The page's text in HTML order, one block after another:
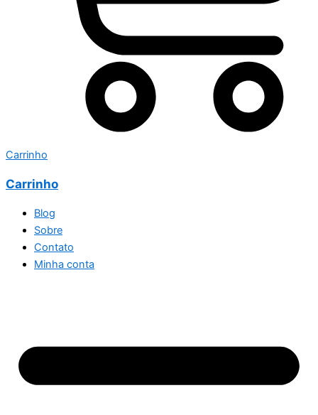
Carrinho
Carrinho
Blog
Sobre
Contato
Minha conta